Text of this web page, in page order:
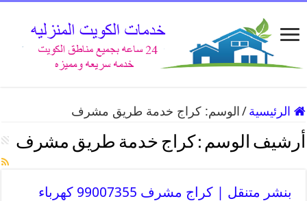
الرئيسية / الوسم:كراج خدمة طريق مشرف
أرشيف الوسم : كراج خدمة طريق مشرف
بنشر متنقل | كراج مشرف 99007355 كهرباء